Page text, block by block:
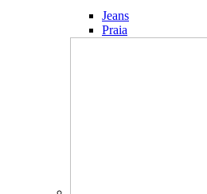
Jeans
Praia